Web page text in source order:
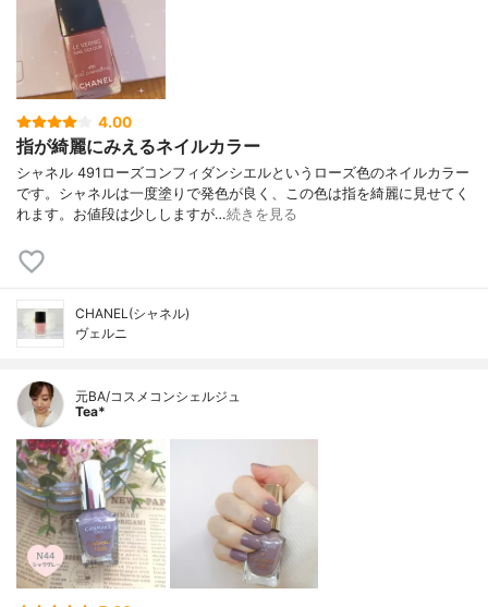
4.00
指が綺麗にみえるネイルカラー
シャネル 491ローズコンフィダンシエルというローズ色のネイルカラー
です。シャネルは一度塗りで発色が良く、この色は指を綺麗に見せてく
れます。お値段は少ししますが…続きを見る
CHANEL(シャネル)
ヴェルニ
元BA/コスメコンシェルジュ
Tea*